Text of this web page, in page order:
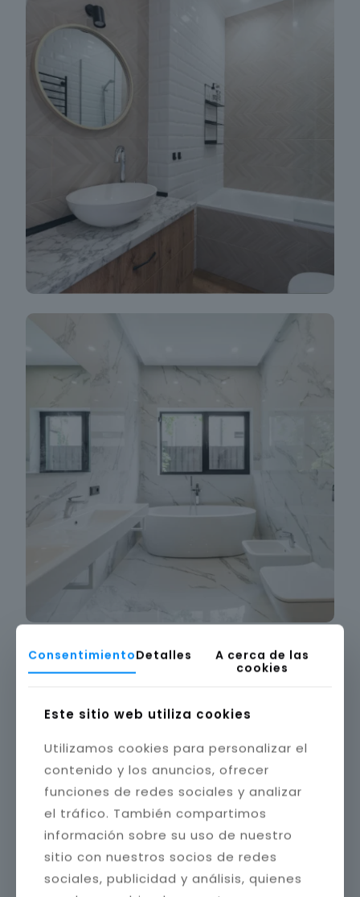
ConsentimientoDetalles
A cerca de las
cookies
Este sitio web utiliza cookies
Utilizamos cookies para personalizar el
contenido y los anuncios, ofrecer
funciones de redes sociales y analizar
el tráfico. También compartimos
información sobre su uso de nuestro
sitio con nuestros socios de redes
sociales, publicidad y análisis, quienes